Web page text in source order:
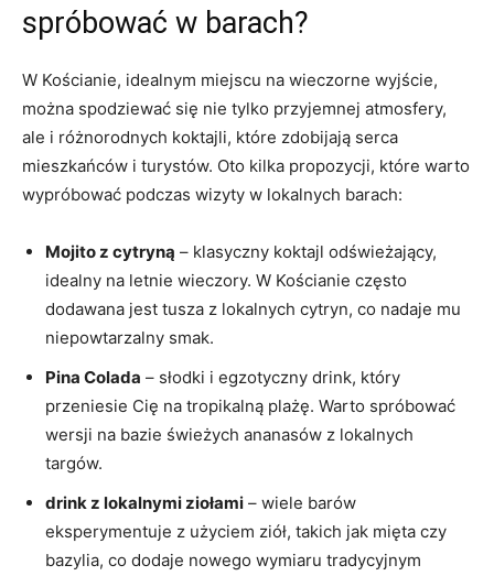
spróbować w barach?
W Kościanie, idealnym miejscu na wieczorne wyjście,
można spodziewać się nie tylko przyjemnej atmosfery,
ale i różnorodnych koktajli, które zdobijają serca
mieszkańców i turystów. Oto kilka propozycji, które warto
wypróbować podczas wizyty w lokalnych barach:
Mojito z cytryną – klasyczny koktajl odświeżający,
idealny na letnie wieczory. W Kościanie często
dodawana jest tusza z lokalnych cytryn, co nadaje mu
niepowtarzalny smak.
Pina Colada – słodki i egzotyczny drink, który
przeniesie Cię na tropikalną plażę. Warto spróbować
wersji na bazie świeżych ananasów z lokalnych
targów.
drink z lokalnymi ziołami – wiele barów
eksperymentuje z użyciem ziół, takich jak mięta czy
bazylia, co dodaje nowego wymiaru tradycyjnym